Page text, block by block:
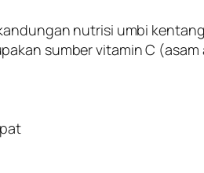
nutrisi umbi
sumber vitamin C